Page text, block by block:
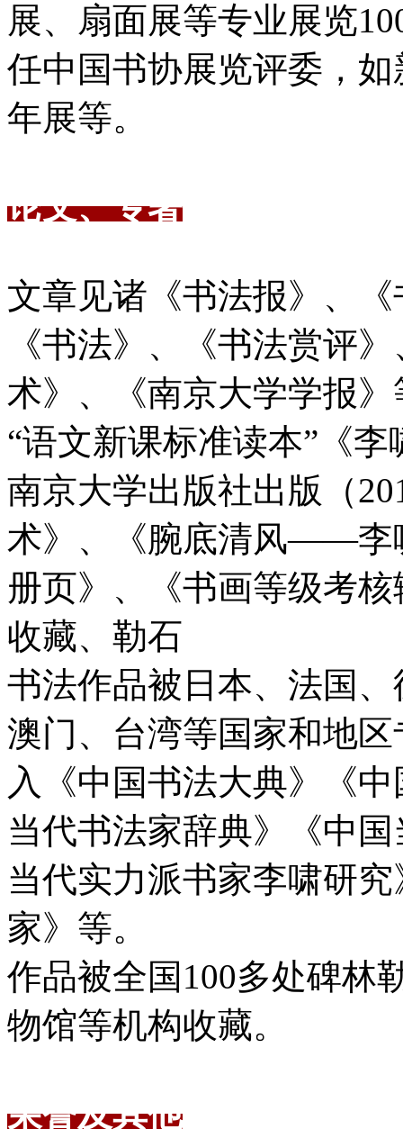
展、扇面展等专业展览
任中国书协展览评委，
年展等。
论文、专著
文章见诸《书法报》、
《书法》、《书法赏评
术》、《南京大学学报
“语文新课标准读本”《
南京大学出版社出版（
术》、《腕底清风――李
册页》、《书画等级考
收藏、勒石
书法作品被日本、法国
澳门、台湾等国家和地
入《中国书法大典》《
当代书法家辞典》《中
当代实力派书家李啸研
家》等。
作品被全国100多处碑林
物馆等机构收藏。
荣誉及其他